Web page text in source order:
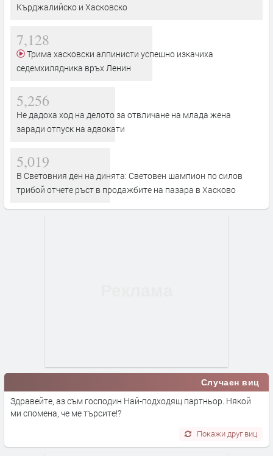
Кърджалийско и Хасковско
7,128
седемхилядника връх Ленин
5,256
Не дадоха ход на делото за отвличане на млада жена
заради отпуск на адвокати
5,019
В Световния ден на динята: Световен шампион по силов
трибой отчете ръст в продажбите на пазара в Хасково
Случаен виц
Здравейте, аз съм господин Най-подходящ партньор. Някой
ми спомена, че ме търсите!?
Покажи друг виц